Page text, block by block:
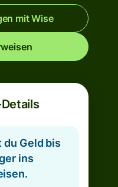
mit Wise
du Geld bis
ins